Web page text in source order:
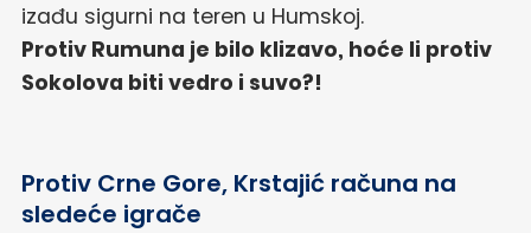
izađu sigurni na teren u Humskoj.
Protiv Rumuna je bilo klizavo, hoće li protiv
Sokolova biti vedro i suvo?!
Protiv Crne Gore, Krstajić računa na
sledeće igrače